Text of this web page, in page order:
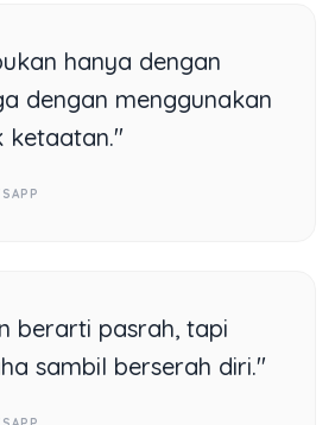
hanya dengan
dengan menggunakan
ketaatan."
berarti pasrah, tapi
sambil berserah diri."